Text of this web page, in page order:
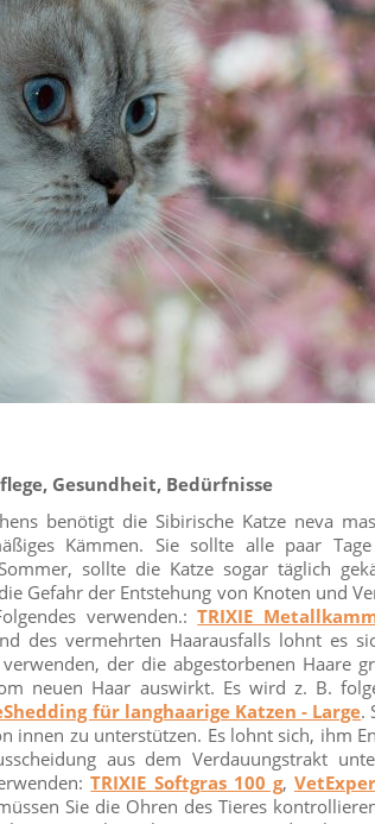
Gesundheit, Bedürfnisse
benötigt die Sibirische Katze neva
Kämmen. Sie sollte alle paar
sollte die Katze sogar täglich
Gefahr der Entstehung von Knoten und
verwenden.:TRIXIE
des vermehrten Haarausfalls lohnt es
der die abgestorbenen Haare
neuen Haar auswirkt. Es wird z. B.
für langhaarige Katzen - Large.
innen zu unterstützen. Es lohnt sich, ihm
aus dem Verdauungstrakt
TRIXIE Softgras 100 g,
Sie die Ohren des Tieres